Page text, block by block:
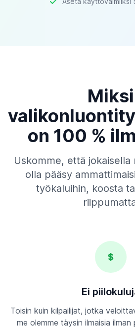
Miksi
on 100 %
Uskomme, että jokaisella
olla pääsy
työkaluihin, koosta
Ei
Toisin kuin kilpailijat, jotka
me olemme täysin ilmaisia ilman